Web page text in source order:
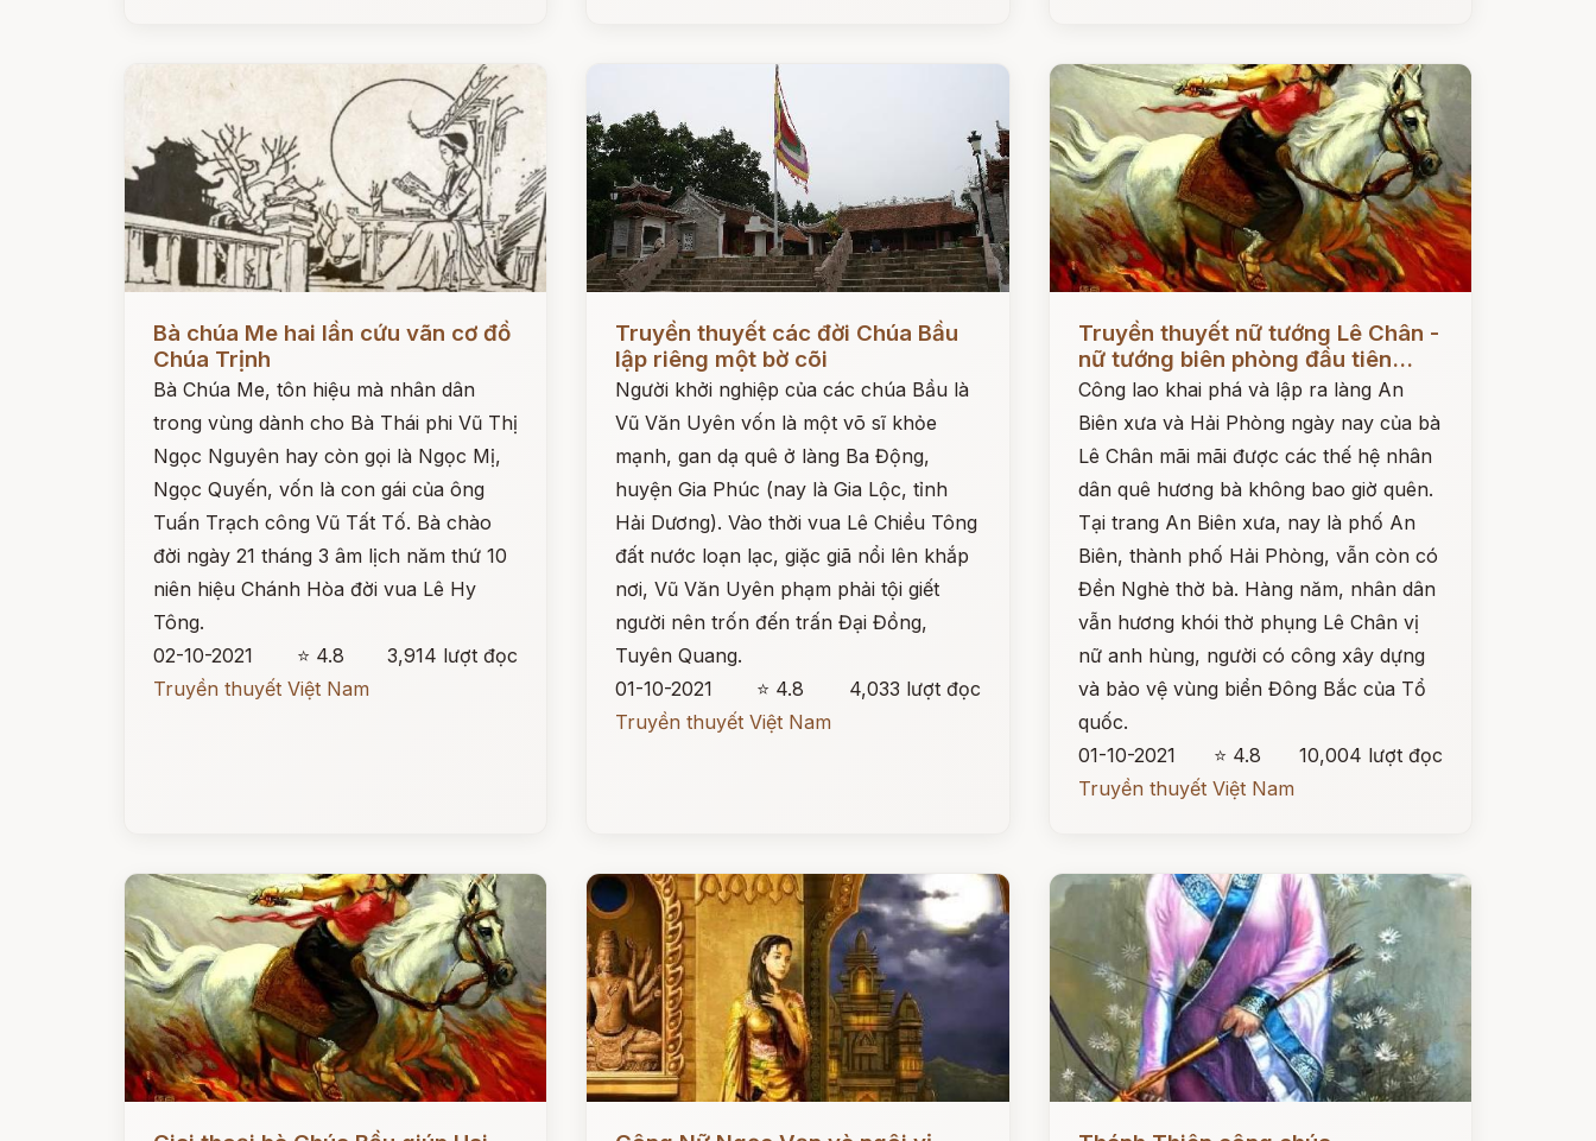
Bà chúa Me hai lần cứu vãn cơ đồ
Chúa Trịnh
Bà Chúa Me, tôn hiệu mà nhân dân
trong vùng dành cho Bà Thái phi Vũ Thị
Ngọc Nguyên hay còn gọi là Ngọc Mị,
Ngọc Quyến, vốn là con gái của ông
Tuấn Trạch công Vũ Tất Tố. Bà chào
đời ngày 21 tháng 3 âm lịch năm thứ 10
niên hiệu Chánh Hòa đời vua Lê Hy
Tông.
02-10-2021
⭐ 4.8
3,914 lượt đọc
Truyền thuyết Việt Nam
Đọc ngay
Truyền thuyết các đời Chúa Bầu
lập riêng một bờ cõi
Người khởi nghiệp của các chúa Bầu là
Vũ Văn Uyên vốn là một võ sĩ khỏe
mạnh, gan dạ quê ở làng Ba Động,
huyện Gia Phúc (nay là Gia Lộc, tỉnh
Hải Dương). Vào thời vua Lê Chiều Tông
đất nước loạn lạc, giặc giã nổi lên khắp
nơi, Vũ Văn Uyên phạm phải tội giết
người nên trốn đến trấn Đại Đồng,
Tuyên Quang.
01-10-2021
⭐ 4.8
4,033 lượt đọc
Truyền thuyết Việt Nam
Đọc ngay
Truyền thuyết nữ tướng Lê Chân -
nữ tướng biên phòng đầu tiên...
Công lao khai phá và lập ra làng An
Biên xưa và Hải Phòng ngày nay của bà
Lê Chân mãi mãi được các thế hệ nhân
dân quê hương bà không bao giờ quên.
Tại trang An Biên xưa, nay là phố An
Biên, thành phố Hải Phòng, vẫn còn có
Đền Nghè thờ bà. Hàng năm, nhân dân
vẫn hương khói thờ phụng Lê Chân vị
nữ anh hùng, người có công xây dựng
và bảo vệ vùng biển Đông Bắc của Tổ
quốc.
01-10-2021
⭐ 4.8
10,004 lượt đọc
Truyền thuyết Việt Nam